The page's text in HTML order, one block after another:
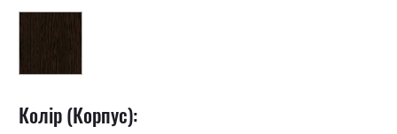
Колір (Корпус):